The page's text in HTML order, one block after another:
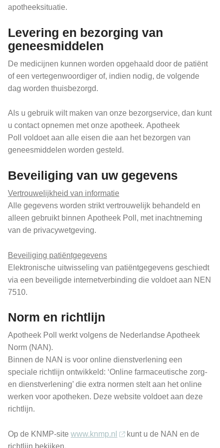
apotheeksituatie.
Levering en bezorging van
geneesmiddelen
De medicijnen kunnen worden opgehaald door de patiënt
of een vertegenwoordiger of, indien nodig, de volgende
dag worden thuisbezorgd.
Als u gebruik wilt maken van onze bezorgservice, dan kunt
u contact opnemen met onze apotheek. Apotheek
Poll voldoet aan alle eisen die aan het bezorgen van
geneesmiddelen worden gesteld.
Beveiliging van uw gegevens
Vertrouwelijkheid van informatie
Alle gegevens worden strikt vertrouwelijk behandeld en
alleen gebruikt binnen Apotheek Poll, met inachtneming
van de privacywetgeving.
Beveiliging patiëntgegevens
Elektronische uitwisseling van patiëntgegevens geschiedt
via een beveiligde internetverbinding die voldoet aan NEN
7510.
Norm en richtlijn
Apotheek Poll werkt volgens de Nederlandse Apotheek
Norm (NAN).
Binnen de NAN is voor online dienstverlening een
speciale richtlijn ontwikkeld: ‘Online farmaceutische zorg-
en dienstverlening’ die extra normen stelt aan het online
werken voor apotheken. Deze website voldoet aan deze
richtlijn.
Op de KNMP-site www.knmp.nl
kunt u de NAN en de
richtlijn bekijken.